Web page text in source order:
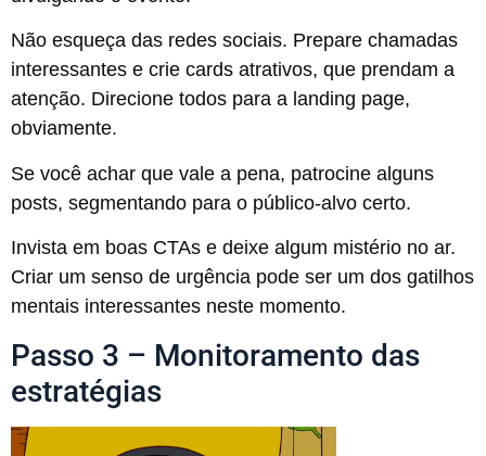
Não esqueça das redes sociais. Prepare chamadas
interessantes e crie cards atrativos, que prendam a
atenção. Direcione todos para a landing page,
obviamente.
Se você achar que vale a pena, patrocine alguns
posts, segmentando para o público-alvo certo.
Invista em boas CTAs e deixe algum mistério no ar.
Criar um senso de urgência pode ser um dos gatilhos
mentais interessantes neste momento.
Passo 3 – Monitoramento das
estratégias